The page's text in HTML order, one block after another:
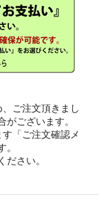
ご注文頂きまし
ございます。
「ご注文確認メ
ださい。